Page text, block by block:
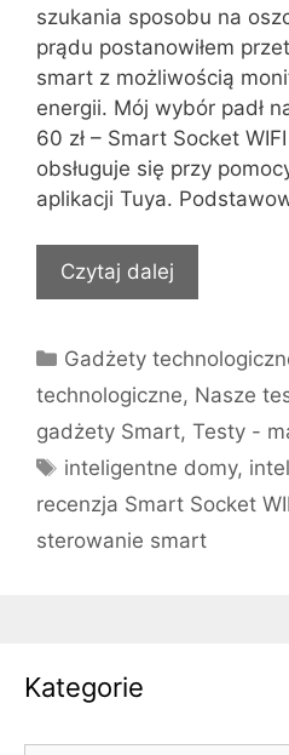
szukania sposobu na
prądu postanowiłem
smart z możliwością
energii. Mój wybór padł
60 zł – Smart Socket
obsługuje się przy
aplikacji Tuya.
Czytaj dalej
Kategorie
Gadżety
technologiczne, Nasze
gadżety Smart, Testy -
Tagi
inteligentne domy,
recenzja Smart Socket
sterowanie smart
Kategorie